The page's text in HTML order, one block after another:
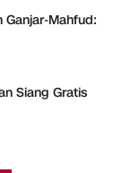
Ganjar-Mahfud:
Siang Gratis